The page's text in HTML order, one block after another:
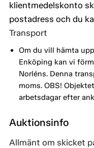
klientmedelskonto
postadress och du
Transport
Om du vill hämta
Enköping kan vi
Norléns. Denna
moms. OBS!
arbetsdagar efter
Auktionsinfo
Allmänt om skicket